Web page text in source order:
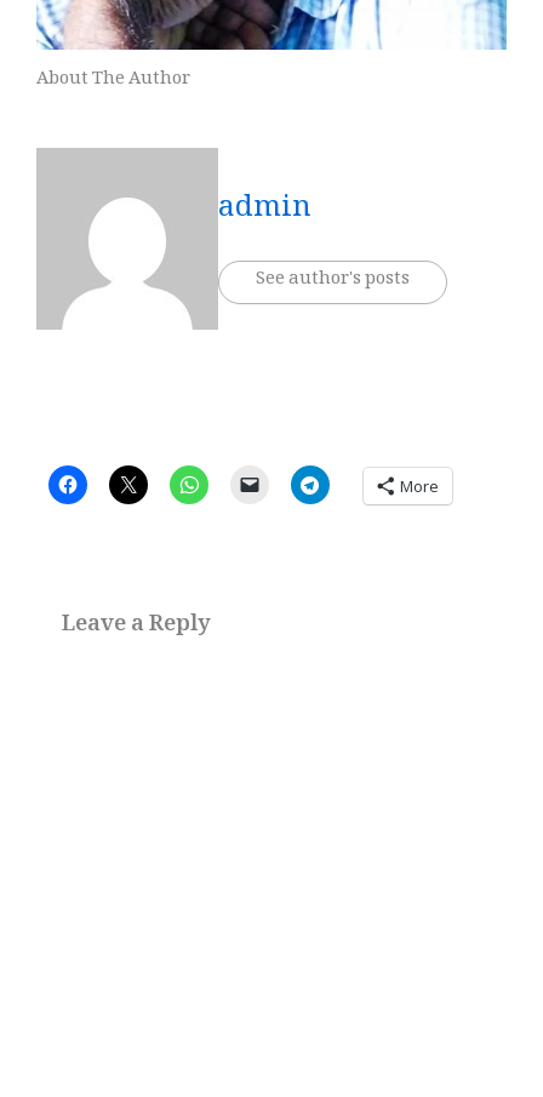
About The Author
admin
See author's posts
More
Leave a Reply